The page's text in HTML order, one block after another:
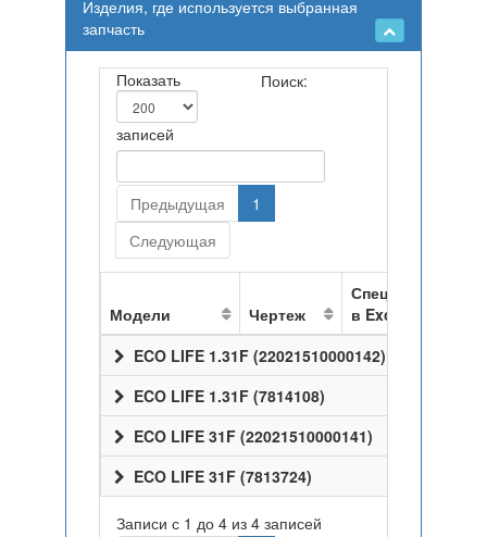
Изделия, где используется выбранная
запчасть
Показать
записей
Поиск:
Предыдущая
1
Следующая
Модели Чертеж
Спецификация
в Excel
ECO LIFE 1.31F (22021510000142)
ECO LIFE 1.31F (7814108)
ECO LIFE 31F (22021510000141)
ECO LIFE 31F (7813724)
Записи с 1 до 4 из 4 записей